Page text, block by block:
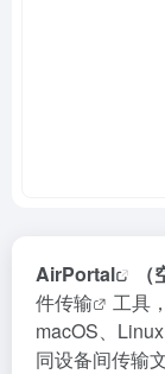
AirPortal
件传输
工具
macOS、
同设备间传输